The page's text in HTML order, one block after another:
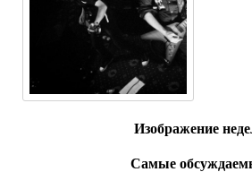
Изображение
Самые